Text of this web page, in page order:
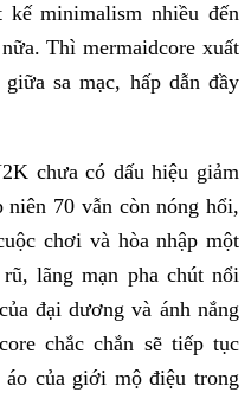
minimalism nhiều đến
Thì mermaidcore xuất
sa mạc, hấp dẫn đầy
chưa có dấu hiệu giảm
70 vẫn còn nóng hổi,
chơi và hòa nhập một
lãng mạn pha chút nổi
đại dương và ánh nắng
chắc chắn sẽ tiếp tục
của giới mộ điệu trong